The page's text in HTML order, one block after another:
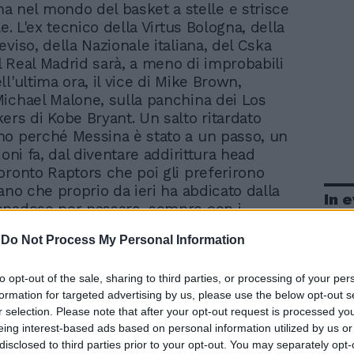
Do Not Process My Personal Information
opt-out of the sale, sharing to third parties, or processing of your
for targeted advertising by us, please use the below opt-out
selection. Please note that after your opt-out request is processed
interest-based ads based on personal information utilized by us
to third parties prior to your opt-out. You may separately
nel mondo del basket a stelle e strisce
L'ex tecnico della Virtus Bologna, della
della Nazionale italiana, del Cska
Real Madrid sarà, a meno di improbabili
ora, il vice di Mike Brown,
Malone, sulla panchina dei Los
di Kobe Bryant. Un salto ritardato
perché Messina è stato a un passo, un
fa, dal diventare addirittura head
Raptors che poi gli preferirono
che proprio da ieri ha abdicato dalla
per passare, sempre con i
il ritiro della maglia numero 34:
ha detto basta con il basket. Fab. Fab.
In